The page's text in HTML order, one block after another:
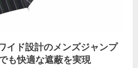
イド設計のメンズジャンプ
も快適な遮蔽を実現